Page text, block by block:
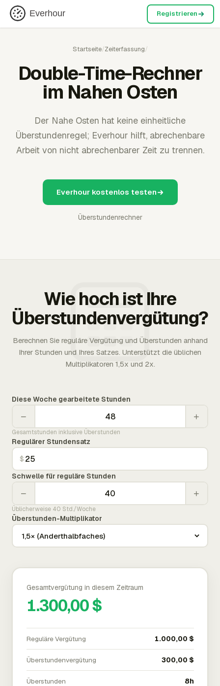
Everhour Registrieren
Startseite/Zeiterfassung/
Double-Time-Rechner
im Nahen Osten
Der Nahe Osten hat keine einheitliche
Überstundenregel; Everhour hilft, abrechenbare
Arbeit von nicht abrechenbarer Zeit zu trennen.
Everhour kostenlos testen
Überstundenrechner
Wie hoch ist Ihre
Überstundenvergütung?
Berechnen Sie reguläre Vergütung und Überstunden anhand
Ihrer Stunden und Ihres Satzes. Unterstützt die üblichen
Multiplikatoren 1,5x und 2x.
Diese Woche gearbeitete Stunden
− +
Gesamtstunden inklusive Überstunden
Regulärer Stundensatz
$
Schwelle für reguläre Stunden
− +
Üblicherweise 40 Std./Woche
Überstunden-Multiplikator
Gesamtvergütung in diesem Zeitraum
1.300,00 $
Reguläre Vergütung 1.000,00 $
Überstundenvergütung 300,00 $
Überstunden 8h